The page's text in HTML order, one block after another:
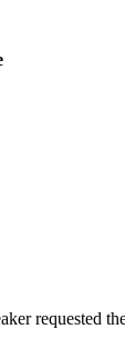
requested